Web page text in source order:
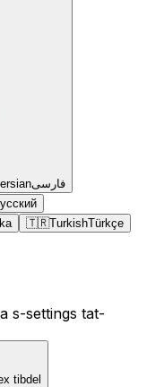
فارسی
🇹🇷TurkishTürkçe
s-settings tat-
tibdel